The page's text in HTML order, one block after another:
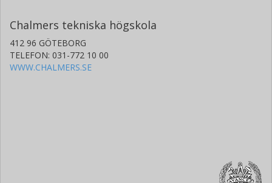
University of British Columbia (UBC)
Chalmers tekniska högskola
412 96 GÖTEBORG
TELEFON: 031-772 10 00
WWW.CHALMERS.SE